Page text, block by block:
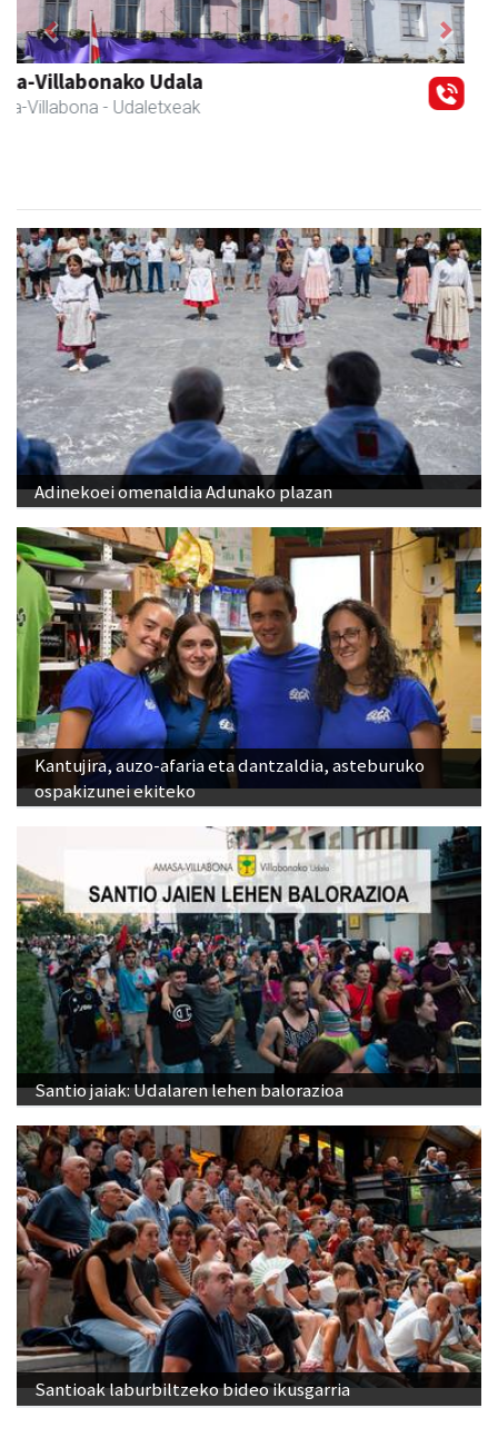
Fleming Herri Eskola
Amasa-Villabona - Hezkuntza
Previous Next
Adinekoei omenaldia Adunako plazan
Kantujira, auzo-afaria eta dantzaldia, asteburuko
ospakizunei ekiteko
Santio jaiak: Udalaren lehen balorazioa
Santioak laburbiltzeko bideo ikusgarria